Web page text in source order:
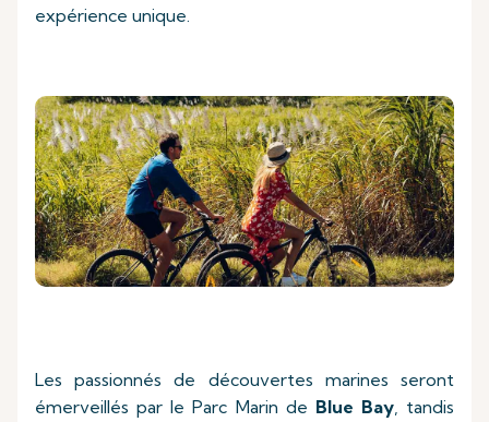
expérience unique.
Les passionnés de découvertes marines seront
émerveillés par le Parc Marin de Blue Bay, tandis